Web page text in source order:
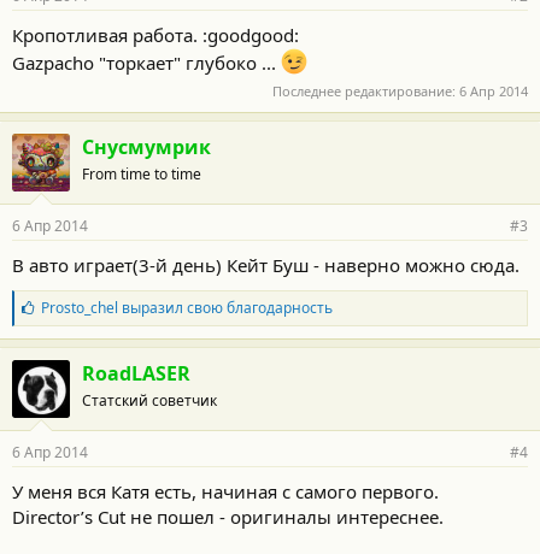
с
т
и
Кропотливая работа. :goodgood:
Gazpacho "торкает" глубоко ...
Последнее редактирование: 6 Апр 2014
Снусмумрик
From time to time
6 Апр 2014 #3
В авто играет(3-й день) Кейт Буш - наверно можно сюда.
Б
л
а
г
о
д
а
н
с
т
Prosto_chel выразил свою благодарность
RoadLASER
Статский советчик
6 Апр 2014 #4
У меня вся Катя есть, начиная с самого первого.
Director’s Cut не пошел - оригиналы интереснее.